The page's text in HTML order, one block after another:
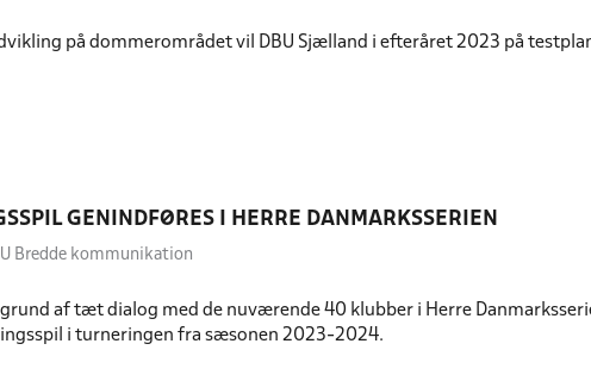
på dommerområdet vil DBU Sjælland i efteråret 2023 på
GENINDFØRES I HERRE DANMARKSSERIEN
Bredde kommunikation
af tæt dialog med de nuværende 40 klubber i Herre
i turneringen fra sæsonen 2023-2024.